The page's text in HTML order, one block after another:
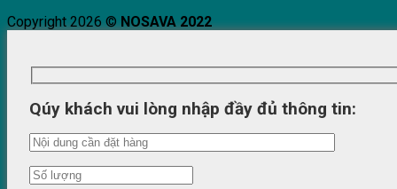
Copyright 2026 ©NOSAVA 2022
Qúy khách vui lòng nhập đầy đủ thông tin: